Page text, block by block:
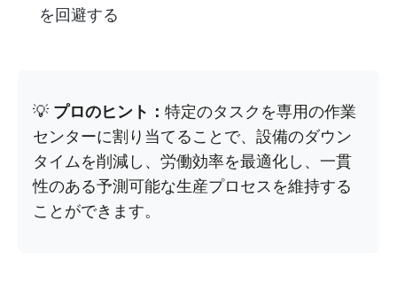
を回避する
💡 プロのヒント： 特定のタスクを専用の作業
センターに割り当てることで、設備のダウン
タイムを削減し、労働効率を最適化し、一貫
性のある予測可能な生産プロセスを維持する
ことができます。